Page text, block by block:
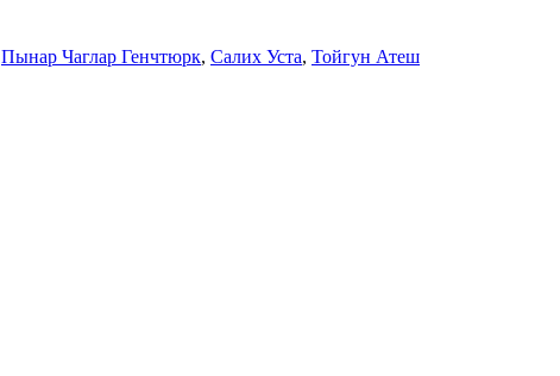
Пынар Чаглар Генчтюрк, Салих Уста, Тойгун Атеш